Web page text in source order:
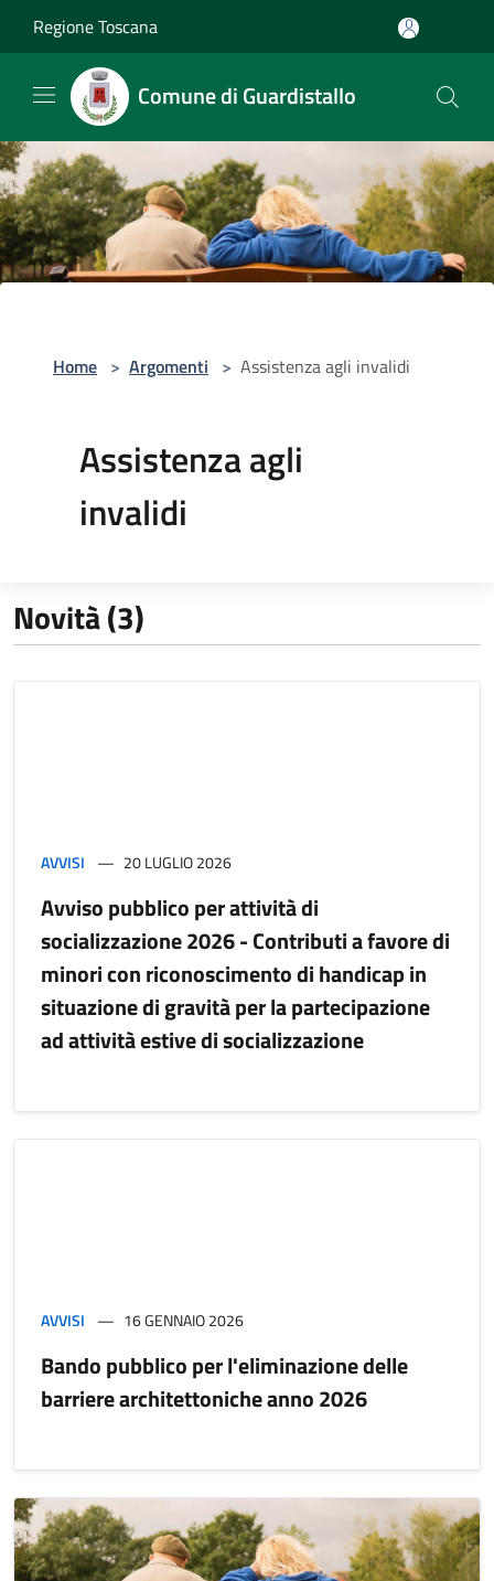
Regione Toscana
Comune di Guardistallo
Home > Argomenti > Assistenza agli invalidi
Assistenza agli
invalidi
Novità (3)
AVVISI 20 LUGLIO 2026
Avviso pubblico per attività di
socializzazione 2026 - Contributi a favore di
minori con riconoscimento di handicap in
situazione di gravità per la partecipazione
ad attività estive di socializzazione
AVVISI 16 GENNAIO 2026
Bando pubblico per l'eliminazione delle
barriere architettoniche anno 2026